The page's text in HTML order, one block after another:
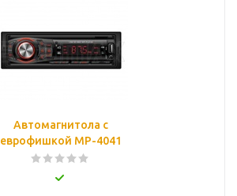
Автомагнитола с
еврофишкой MP-4041